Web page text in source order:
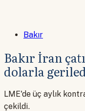
Bakır
Bakır İran
dolarla
LME'de üç aylık
çekildi.